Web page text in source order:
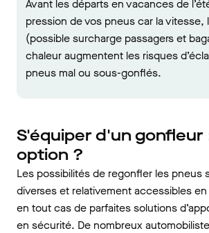
Avant les départs en vacances de
pression de vos pneus car la vitesse,
(possible surcharge passagers et
chaleur augmentent les risques
pneus mal ou sous-gonflés.
S'équiper d'un gonfleur
option ?
Les possibilités de regonfler les pneus
diverses et relativement accessibles
en tout cas de parfaites solutions
en sécurité. De nombreux